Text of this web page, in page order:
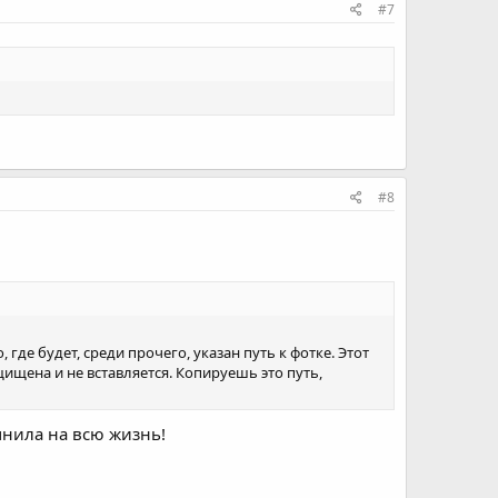
#7
#8
будет, среди прочего, указан путь к фотке. Этот
и не вставляется. Копируешь это путь,
на всю жизнь!